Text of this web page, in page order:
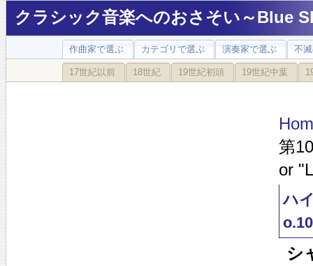
クラシック音楽へのおさそい～Blue
作曲家で選ぶ カテゴリで選ぶ 演奏家で選ぶ 不
17世紀以前 18世紀 19世紀初頭 19世紀中葉
第
or
ハ
シ